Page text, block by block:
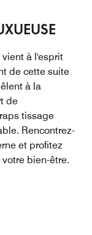
à l'esprit
de cette suite
à la
de
tissage
Rencontrez-
et profitez
bien-être.